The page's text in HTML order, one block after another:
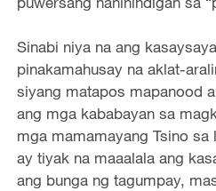
Sinabi niya na ang
pinakamahusay na aklat-
siyang matapos mapanood
ang mga kababayan sa
mga mamamayang Tsino
ay tiyak na maaalala ang
ang bunga ng tagumpay,